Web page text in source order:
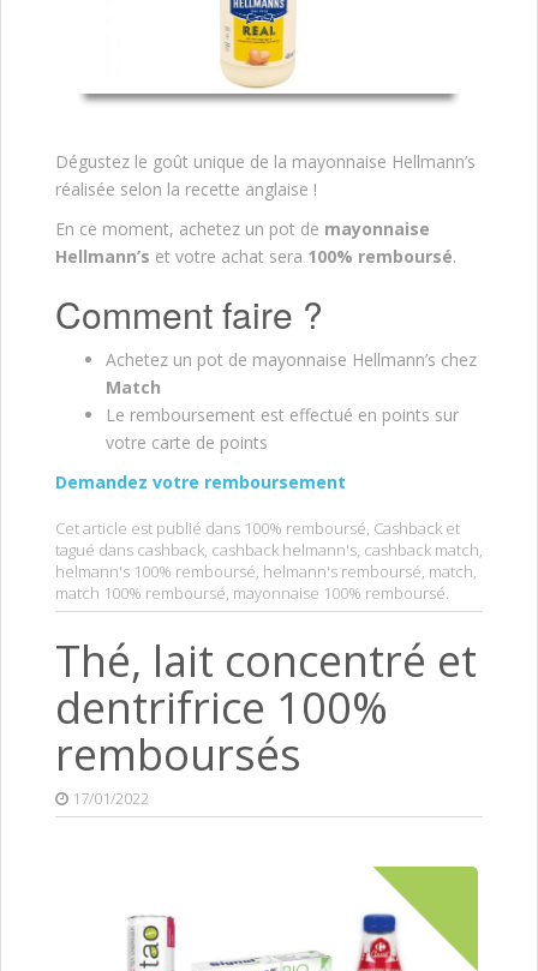
Dégustez le goût unique de la mayonnaise Hellmann’s
réalisée selon la recette anglaise !
En ce moment, achetez un pot de mayonnaise
Hellmann’s et votre achat sera 100% remboursé.
Comment faire ?
Achetez un pot de mayonnaise Hellmann’s chez
Match
Le remboursement est effectué en points sur
votre carte de points
Demandez votre remboursement
Cet article est publié dans 100% remboursé, Cashback et
tagué dans cashback, cashback helmann's, cashback match,
helmann's 100% remboursé, helmann's remboursé, match,
match 100% remboursé, mayonnaise 100% remboursé.
Thé, lait concentré et
dentrifrice 100%
remboursés
17/01/2022